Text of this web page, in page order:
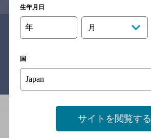
関連リンク
生年月日
年 月
国
サイトを閲覧する